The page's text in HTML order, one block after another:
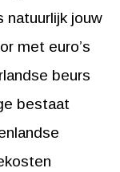
natuurlijk jouw
met euro’s
beurs
bestaat